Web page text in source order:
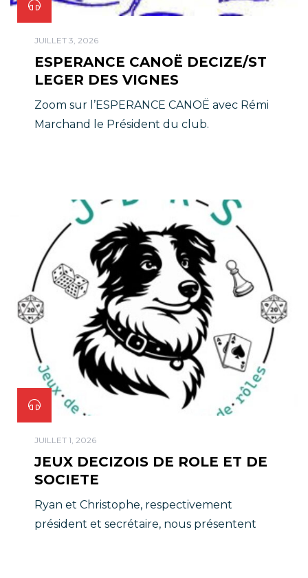
JUILLET 3, 2026
ESPERANCE CANOË DECIZE/ST
LEGER DES VIGNES
Zoom sur l’ESPERANCE CANOË avec Rémi
Marchand le Président du club.
JUILLET 1, 2026
JEUX DECIZOIS DE ROLE ET DE
SOCIETE
Ryan et Christophe, respectivement
président et secrétaire, nous présentent